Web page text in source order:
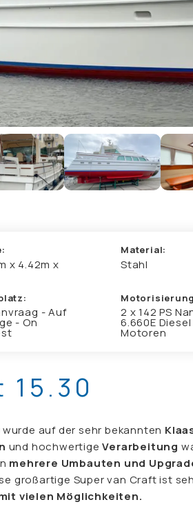
x 4.42m x
Material:
Stahl
- Auf
- On
2 x 142 PS
6.660E Diesel
Motoren
15.30
wurde auf der sehr bekannten
und hochwertigeVerarbeitung
mehrere Umbauten und
großartige Super van Craft ist
vielen Möglichkeiten.